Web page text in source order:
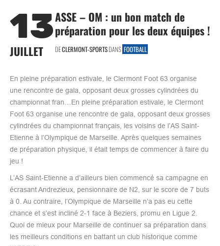
13
JUILLET
ASSE – OM : un bon match de
préparation pour les deux équipes !
DECLERMONT-SPORTSDANS FOOTBALL
En pleine préparation estivale, le Clermont Foot 63 organise
une rencontre de gala, opposant deux grosses cylindrées du
championnat fran…En pleine préparation estivale, le Clermont
Foot 63 organise une rencontre de gala, opposant deux grosses
cylindrées du championnat français, les voisins de l’AS Saint-
Etienne à l’Olympique de Marseille. Après quelques semaines
de préparation physique, il était temps de commencer à faire du
jeu !
L’AS Saint-Etienne a d’ailleurs bien commencé sa campagne en
écrasant Andrezieux, pensionnaire de N2, sur le score de 7 buts
à 0. Au contraire, l’Olympique de Marseille n’a pas eu cette
chance et s’est incliné 2-1 face à Beziers, promu en Ligue 2.
Quoi de mieux pour Marseille de continuer sa préparation dans
les meilleurs conditions en battant un club historique comme